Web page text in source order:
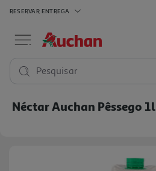
RESERVAR ENTREGA
Pesquisar
Néctar Auchan Pêssego 1l